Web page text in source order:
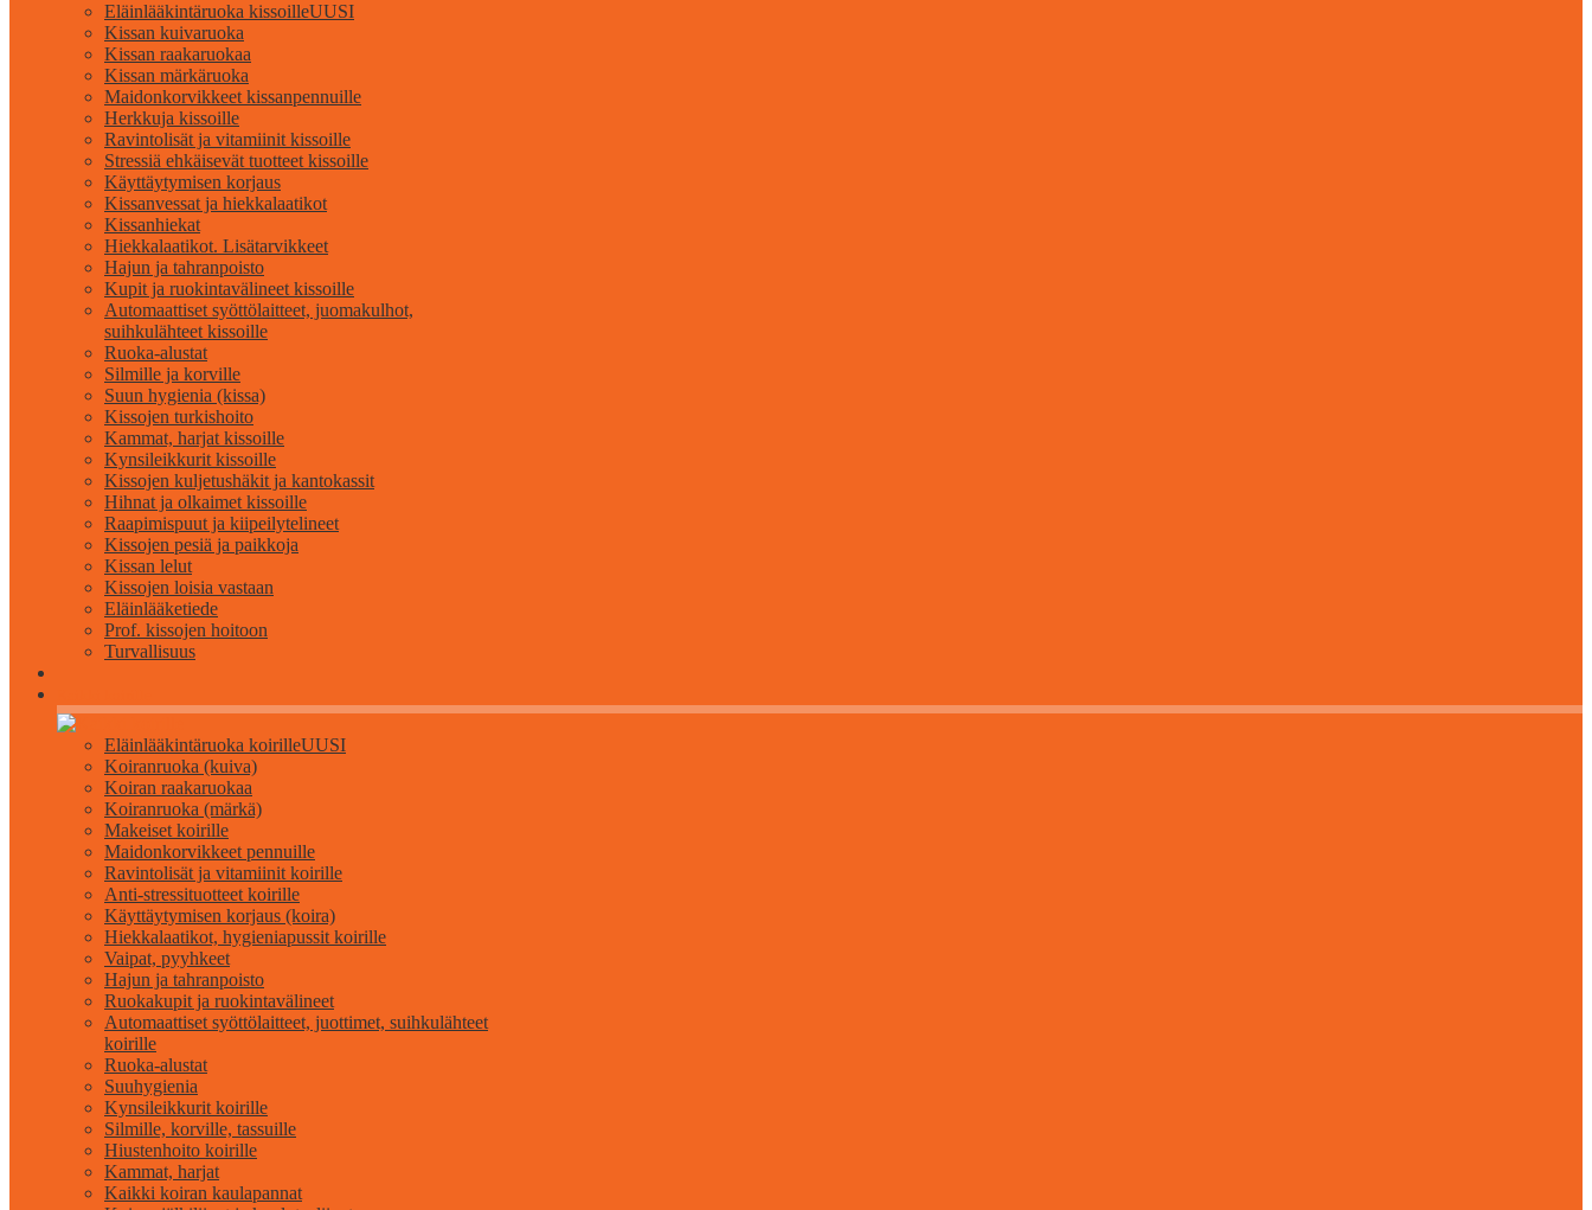
Eläinlääkintäruoka kissoilleUUSI
Kissan kuivaruoka
Kissan raakaruokaa
Kissan märkäruoka
Maidonkorvikkeet kissanpennuille
Herkkuja kissoille
Ravintolisät ja vitamiinit kissoille
Stressiä ehkäisevät tuotteet kissoille
Käyttäytymisen korjaus
Kissanvessat ja hiekkalaatikot
Kissanhiekat
Hiekkalaatikot. Lisätarvikkeet
Hajun ja tahranpoisto
Kupit ja ruokintavälineet kissoille
Automaattiset syöttölaitteet, juomakulhot,
suihkulähteet kissoille
Ruoka-alustat
Silmille ja korville
Suun hygienia (kissa)
Kissojen turkishoito
Kammat, harjat kissoille
Kynsileikkurit kissoille
Kissojen kuljetushäkit ja kantokassit
Hihnat ja olkaimet kissoille
Raapimispuut ja kiipeilytelineet
Kissojen pesiä ja paikkoja
Kissan lelut
Kissojen loisia vastaan
Eläinlääketiede
Prof. kissojen hoitoon
Turvallisuus
Eläinlääkintäruoka koirilleUUSI
Koiranruoka (kuiva)
Koiran raakaruokaa
Koiranruoka (märkä)
Makeiset koirille
Maidonkorvikkeet pennuille
Ravintolisät ja vitamiinit koirille
Anti-stressituotteet koirille
Käyttäytymisen korjaus (koira)
Hiekkalaatikot, hygieniapussit koirille
Vaipat, pyyhkeet
Hajun ja tahranpoisto
Ruokakupit ja ruokintavälineet
Automaattiset syöttölaitteet, juottimet, suihkulähteet
koirille
Ruoka-alustat
Suuhygienia
Kynsileikkurit koirille
Silmille, korville, tassuille
Hiustenhoito koirille
Kammat, harjat
Kaikki koiran kaulapannat